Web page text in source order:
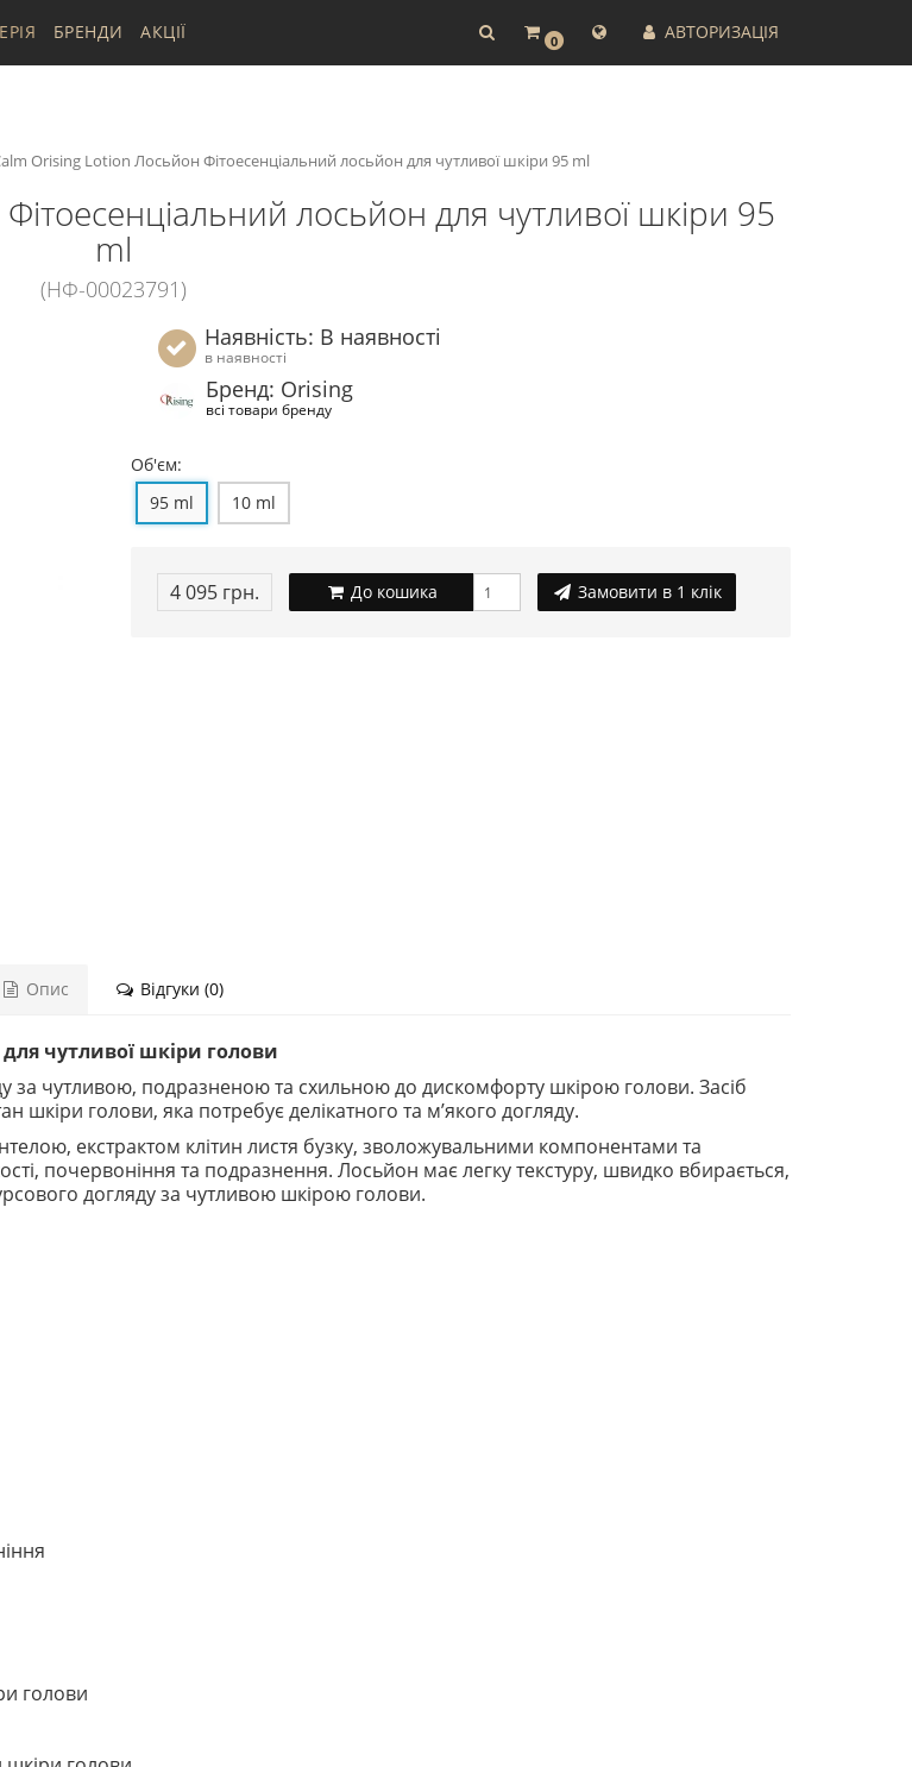
0 АВТОРИЗАЦІЯ
БРЕНДИ АКЦІЇ
Orising Lotion Лосьйон Фітоесенціальний лосьйон для чутливої шкіри 95 ml
лосьйон для чутливої шкіри 95
ml
(НФ-00023791)
Наявність: В наявності
в наявності
Бренд: Orising
всі товари бренду
Об'єм:
95 ml
10 ml
4 095 грн. До кошика Замовити в 1 клік
Опис Відгуки (0)
чутливої шкіри голови
за чутливою, подразненою та схильною до дискомфорту шкірою голови. Засіб
шкіри голови, яка потребує делікатного та м’якого догляду.
екстрактом клітин листя бузку, зволожувальними компонентами та
почервоніння та подразнення. Лосьйон має легку текстуру, швидко вбирається,
догляду за чутливою шкірою голови.
голови